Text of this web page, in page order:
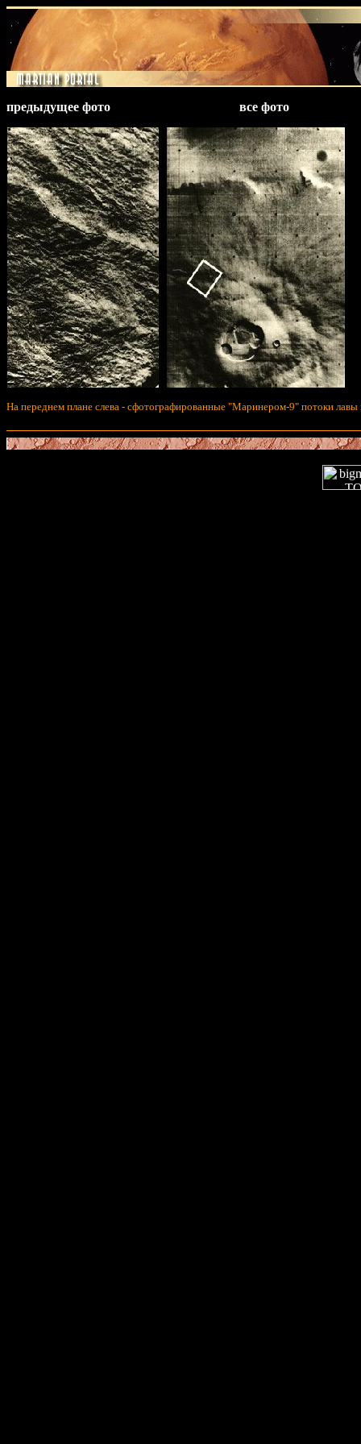
предыдущее фото все фото
На переднем плане слева - сфотографированные "Маринером-9" потоки